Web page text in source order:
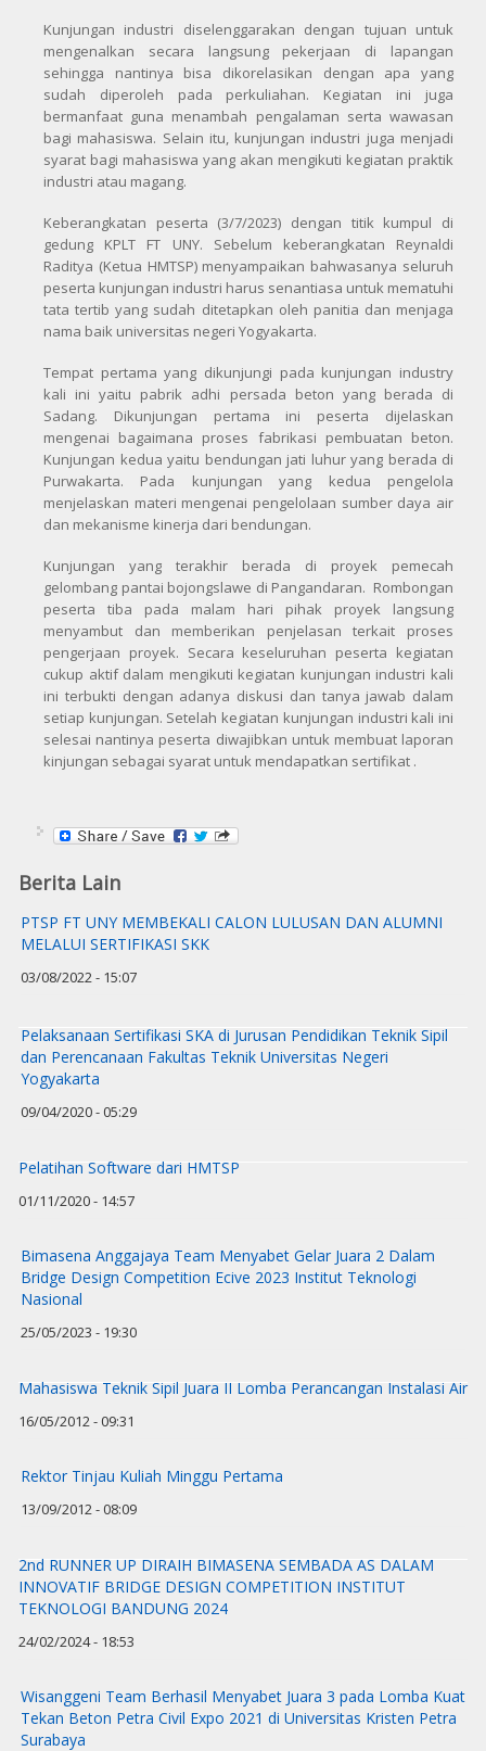
Kunjungan industri diselenggarakan dengan tujuan untuk
mengenalkan secara langsung pekerjaan di lapangan
sehingga nantinya bisa dikorelasikan dengan apa yang
sudah diperoleh pada perkuliahan. Kegiatan ini juga
bermanfaat guna menambah pengalaman serta wawasan
bagi mahasiswa. Selain itu, kunjungan industri juga menjadi
syarat bagi mahasiswa yang akan mengikuti kegiatan praktik
industri atau magang.
Keberangkatan peserta (3/7/2023) dengan titik kumpul di
gedung KPLT FT UNY. Sebelum keberangkatan Reynaldi
Raditya (Ketua HMTSP) menyampaikan bahwasanya seluruh
peserta kunjungan industri harus senantiasa untuk mematuhi
tata tertib yang sudah ditetapkan oleh panitia dan menjaga
nama baik universitas negeri Yogyakarta.
Tempat pertama yang dikunjungi pada kunjungan industry
kali ini yaitu pabrik adhi persada beton yang berada di
Sadang. Dikunjungan pertama ini peserta dijelaskan
mengenai bagaimana proses fabrikasi pembuatan beton.
Kunjungan kedua yaitu bendungan jati luhur yang berada di
Purwakarta. Pada kunjungan yang kedua pengelola
menjelaskan materi mengenai pengelolaan sumber daya air
dan mekanisme kinerja dari bendungan.
Kunjungan yang terakhir berada di proyek pemecah
gelombang pantai bojongslawe di Pangandaran. Rombongan
peserta tiba pada malam hari pihak proyek langsung
menyambut dan memberikan penjelasan terkait proses
pengerjaan proyek. Secara keseluruhan peserta kegiatan
cukup aktif dalam mengikuti kegiatan kunjungan industri kali
ini terbukti dengan adanya diskusi dan tanya jawab dalam
setiap kunjungan. Setelah kegiatan kunjungan industri kali ini
selesai nantinya peserta diwajibkan untuk membuat laporan
kinjungan sebagai syarat untuk mendapatkan sertifikat .
Berita Lain
PTSP FT UNY MEMBEKALI CALON LULUSAN DAN ALUMNI
MELALUI SERTIFIKASI SKK
03/08/2022 - 15:07
Pelaksanaan Sertifikasi SKA di Jurusan Pendidikan Teknik Sipil
dan Perencanaan Fakultas Teknik Universitas Negeri
Yogyakarta
09/04/2020 - 05:29
Pelatihan Software dari HMTSP
01/11/2020 - 14:57
Bimasena Anggajaya Team Menyabet Gelar Juara 2 Dalam
Bridge Design Competition Ecive 2023 Institut Teknologi
Nasional
25/05/2023 - 19:30
Mahasiswa Teknik Sipil Juara II Lomba Perancangan Instalasi Air
16/05/2012 - 09:31
Rektor Tinjau Kuliah Minggu Pertama
13/09/2012 - 08:09
2nd RUNNER UP DIRAIH BIMASENA SEMBADA AS DALAM
INNOVATIF BRIDGE DESIGN COMPETITION INSTITUT
TEKNOLOGI BANDUNG 2024
24/02/2024 - 18:53
Wisanggeni Team Berhasil Menyabet Juara 3 pada Lomba Kuat
Tekan Beton Petra Civil Expo 2021 di Universitas Kristen Petra
Surabaya